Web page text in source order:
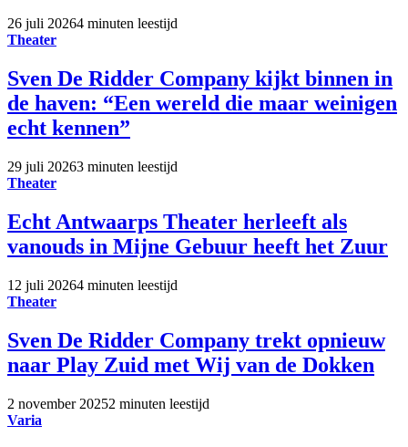
26 juli 20264 minuten leestijd
Theater
Sven De Ridder Company kijkt binnen in
de haven: “Een wereld die maar weinigen
echt kennen”
29 juli 20263 minuten leestijd
Theater
Echt Antwaarps Theater herleeft als
vanouds in Mijne Gebuur heeft het Zuur
12 juli 20264 minuten leestijd
Theater
Sven De Ridder Company trekt opnieuw
naar Play Zuid met Wij van de Dokken
2 november 20252 minuten leestijd
Varia